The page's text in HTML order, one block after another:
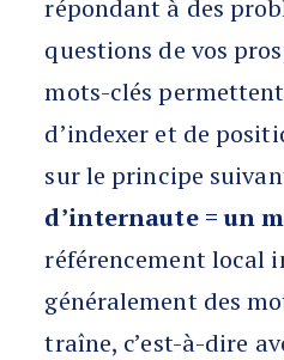
répondant à des
questions de vos
mots-clés
d’indexer et de
sur le principe
d’internaute = un
référencement local
généralement des
traîne, c’est-à-dire